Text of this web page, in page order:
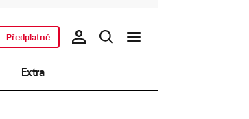
Extra
Předplatné